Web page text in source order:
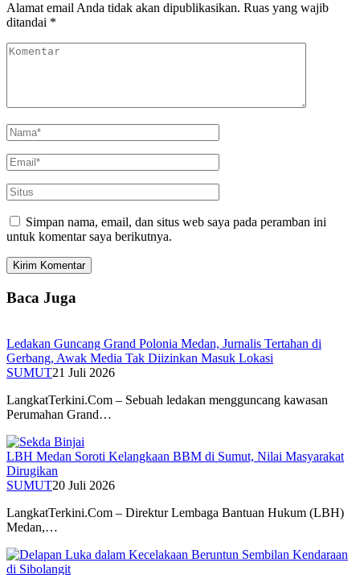
Alamat email Anda tidak akan dipublikasikan. Ruas yang wajib
ditandai *
Simpan nama, email, dan situs web saya pada peramban ini
untuk komentar saya berikutnya.
Baca Juga
Ledakan Guncang Grand Polonia Medan, Jurnalis Tertahan di
Gerbang, Awak Media Tak Diizinkan Masuk Lokasi
SUMUT21 Juli 2026
LangkatTerkini.Com – Sebuah ledakan mengguncang kawasan
Perumahan Grand…
LBH Medan Soroti Kelangkaan BBM di Sumut, Nilai Masyarakat
Dirugikan
SUMUT20 Juli 2026
LangkatTerkini.Com – Direktur Lembaga Bantuan Hukum (LBH)
Medan,…